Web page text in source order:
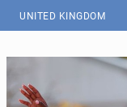
UNITED KINGDOM